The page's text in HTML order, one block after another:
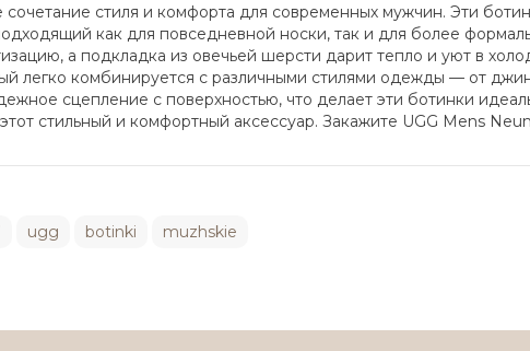
стиля и комфорта для современных мужчин. Эти
как для повседневной носки, так и для более
а подкладка из овечьей шерсти дарит тепло и уют в
легко комбинируется с различными стилями одежды — от
сцепление с поверхностью, что делает эти ботинки
стильный и комфортный аксессуар. Закажите UGG Mens
ugg botinki muzhskie